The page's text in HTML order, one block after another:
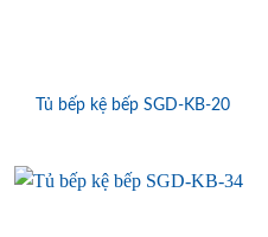
Tủ bếp kệ bếp SGD-KB-20